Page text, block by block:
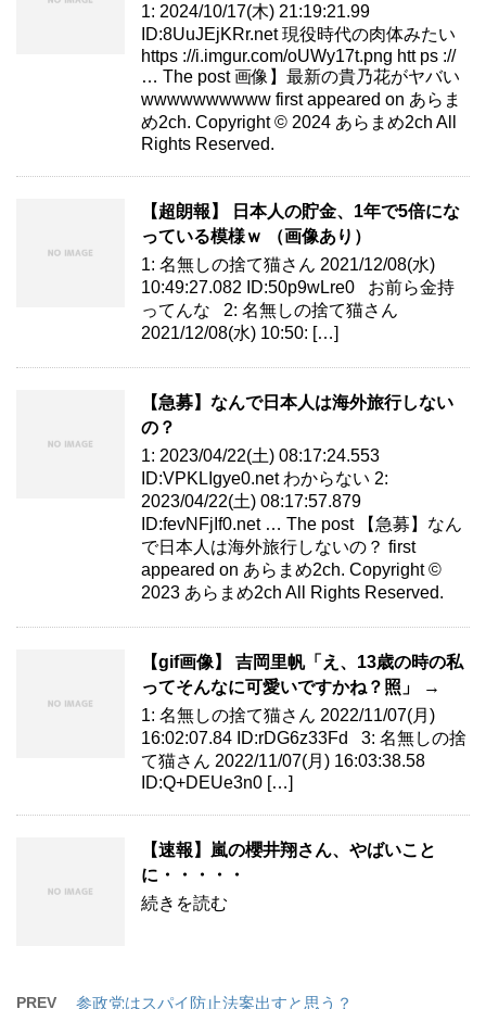
1: 2024/10/17(木) 21:19:21.99
ID:8UuJEjKRr.net 現役時代の肉体みたい
https ://i.imgur.com/oUWy17t.png htt ps ://
… The post 画像】最新の貴乃花がヤバい
wwwwwwwwww first appeared on あらま
め2ch. Copyright © 2024 あらまめ2ch All
Rights Reserved.
【超朗報】 日本人の貯金、1年で5倍にな
っている模様ｗ （画像あり）
1: 名無しの捨て猫さん 2021/12/08(水)
10:49:27.082 ID:50p9wLre0 お前ら金持
ってんな 2: 名無しの捨て猫さん
2021/12/08(水) 10:50: […]
【急募】なんで日本人は海外旅行しない
の？
1: 2023/04/22(土) 08:17:24.553
ID:VPKLIgye0.net わからない 2:
2023/04/22(土) 08:17:57.879
ID:fevNFjIf0.net … The post 【急募】なん
で日本人は海外旅行しないの？ first
appeared on あらまめ2ch. Copyright ©
2023 あらまめ2ch All Rights Reserved.
【gif画像】 吉岡里帆「え、13歳の時の私
ってそんなに可愛いですかね？照」 →
1: 名無しの捨て猫さん 2022/11/07(月)
16:02:07.84 ID:rDG6z33Fd 3: 名無しの捨
て猫さん 2022/11/07(月) 16:03:38.58
ID:Q+DEUe3n0 […]
【速報】嵐の櫻井翔さん、やばいこと
に・・・・・
続きを読む
PREV 参政党はスパイ防止法案出すと思う？